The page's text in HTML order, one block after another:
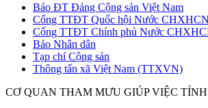
Báo ĐT Đảng Cộng sản Việt Nam
Cổng TTĐT Quốc hội Nước
Cổng TTĐT Chính phủ Nước
Báo Nhân dân
Tạp chí Cộng sản
Thông tấn xã Việt Nam (TTXVN)
CƠ QUAN THAM MƯU GIÚP VIỆC